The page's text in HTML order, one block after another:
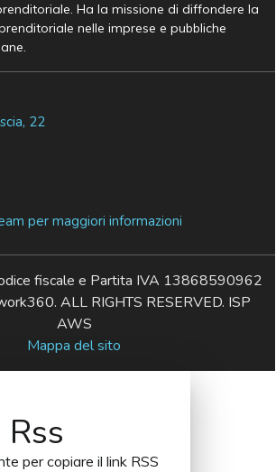
Ha la missione di diffondere la
nelle imprese e pubbliche
22
per maggiori informazioni
fiscale e Partita IVA 13868590962
ALL RIGHTS RESERVED. ISP
AWS
Mappa del sito
per copiare il link RSS